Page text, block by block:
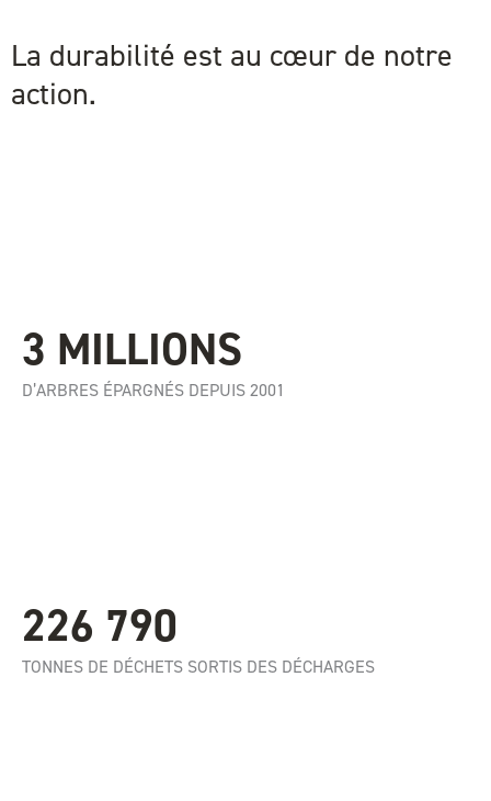
La durabilité est au cœur de notre
action.
3 MILLIONS
D’ARBRES ÉPARGNÉS DEPUIS 2001
226 790
TONNES DE DÉCHETS SORTIS DES DÉCHARGES